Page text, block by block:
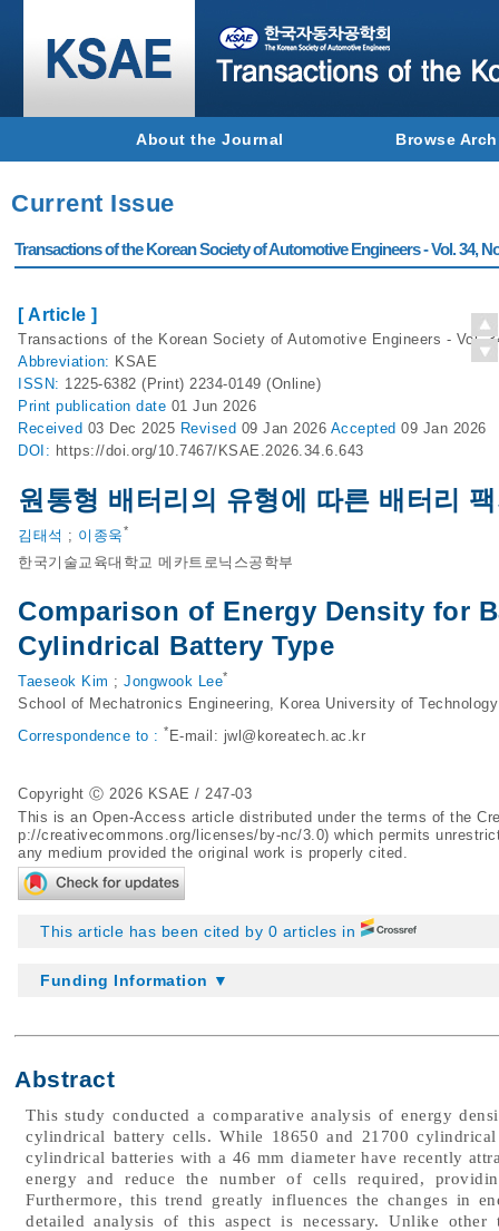
About the Journal Browse
Current Issue
Transactions of the Korean Society of Automotive Engineers - Vol. 34,
[ Article ]
Transactions of the Korean Society of Automotive Engineers - Vol.
Abbreviation: KSAE
ISSN: 1225-6382 (Print) 2234-0149 (Online)
Print publication date 01 Jun 2026
Received 03 Dec 2025 Revised 09 Jan 2026 Accepted 09 Jan 2026
DOI: https://doi.org/10.7467/KSAE.2026.34.6.643
원통형 배터리의 유형에 따른 배터리
김태석 ; 이종욱*
한국기술교육대학교 메카트로닉스공학부
Comparison of Energy Density for
Cylindrical Battery Type
Taeseok Kim ; Jongwook Lee*
School of Mechatronics Engineering, Korea University of
Correspondence to : * E-mail: jwl@koreatech.ac.kr
Copyright Ⓒ 2026 KSAE / 247-03
This is an Open-Access article distributed under the terms of the
p://creativecommons.org/licenses/by-nc/3.0) which permits
any medium provided the original work is properly cited.
This article has been cited by 0 articles in
Funding Information ▼
Abstract
This study conducted a comparative analysis of energy
cylindrical battery cells. While 18650 and 21700
cylindrical batteries with a 46 mm diameter have recently
energy and reduce the number of cells required,
Furthermore, this trend greatly influences the changes in
detailed analysis of this aspect is necessary. Unlike